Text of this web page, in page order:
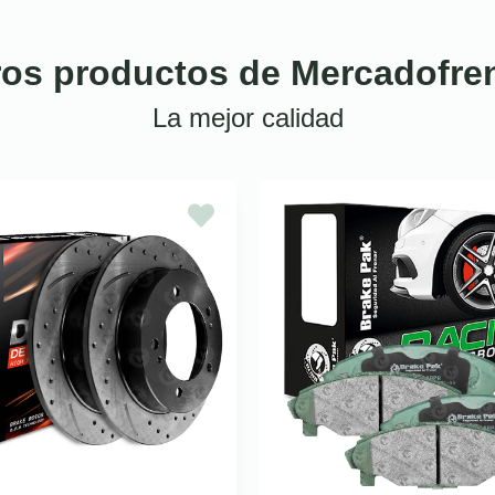
productos de
La mejor calidad